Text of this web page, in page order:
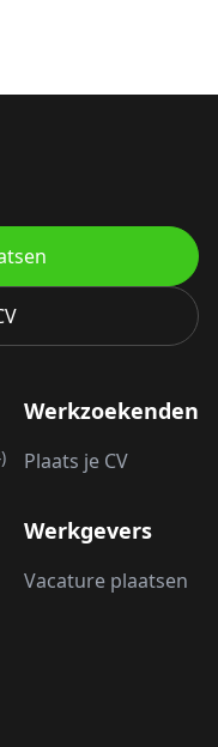
Werkzoekenden
Plaats je CV
Werkgevers
Vacature plaatsen